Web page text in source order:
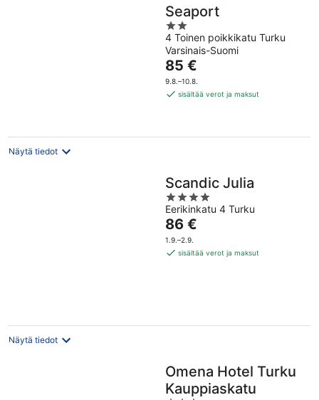
Seaport
2
out
of
5
4 Toinen poikkikatu Turku
Varsinais-Suomi
Hinta
on
85 €
85 €
9.8.–10.8.
sisältää verot ja maksut
Näytä tiedot
Scandic Julia
4
out
of
5
Eerikinkatu 4 Turku
Hinta
on
86 €
86 €
1.9.–2.9.
sisältää verot ja maksut
Näytä tiedot
Omena Hotel Turku
Kauppiaskatu